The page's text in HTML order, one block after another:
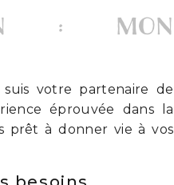
: MON
votre partenaire de
éprouvée dans la
prêt à donner vie à vos